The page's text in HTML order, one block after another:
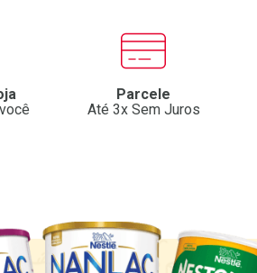
Parcele
Até 3x Sem Juros